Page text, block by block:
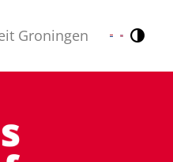
Groningen Nederlands
English